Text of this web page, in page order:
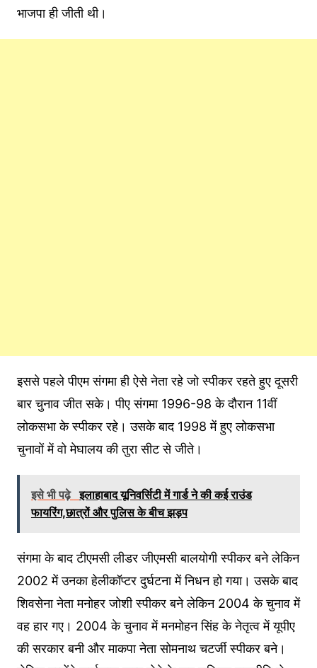
भाजपा ही जीती थी।
इससे पहले पीएम संगमा ही ऐसे नेता रहे जो स्‍पीकर रहते हुए दूसरी
बार चुनाव जीत सके। पीए संगमा 1996-98 के दौरान 11वीं
लोकसभा के स्‍पीकर रहे। उसके बाद 1998 में हुए लोकसभा
चुनावों में वो मेघालय की तुरा सीट से जीते।
इसे भी पढ़े इलाहाबाद यूनिवर्सिटी में गार्ड ने की कई राउंड
फायरिंग,छात्रों और पुलिस के बीच झड़प
संगमा के बाद टीएमसी लीडर जीएमसी बालयोगी स्‍पीकर बने लेकिन
2002 में उनका हेलीकॉप्‍टर दुर्घटना में निधन हो गया। उसके बाद
शिवसेना नेता मनोहर जोशी स्‍पीकर बने लेकिन 2004 के चुनाव में
वह हार गए। 2004 के चुनाव में मनमोहन सिंह के नेतृत्‍व में यूपीए
की सरकार बनी और माकपा नेता सोमनाथ चटर्जी स्‍पीकर बने।